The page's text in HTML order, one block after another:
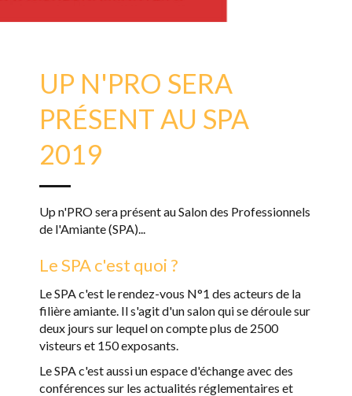
UP N'PRO SERA
PRÉSENT AU SPA
2019
Up n'PRO sera présent au Salon des Professionnels
de l'Amiante (SPA)...
Le SPA c'est quoi ?
Le SPA c'est le rendez-vous N°1 des acteurs de la
filière amiante. Il s'agit d'un salon qui se déroule sur
deux jours sur lequel on compte plus de 2500
visteurs et 150 exposants.
Le SPA c'est aussi un espace d'échange avec des
conférences sur les actualités réglementaires et